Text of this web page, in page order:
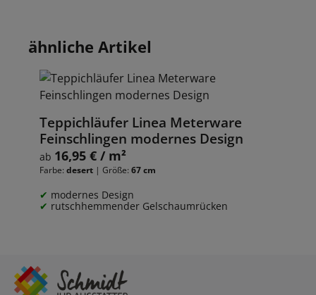
Produktgalerie überspringen
ähnliche Artikel
Teppichläufer Linea Meterware
Feinschlingen modernes Design
Regulärer Preis:
ab 16,95 € / m²
Farbe: desert | Größe: 67 cm
modernes Design
rutschhemmender Gelschaumrücken